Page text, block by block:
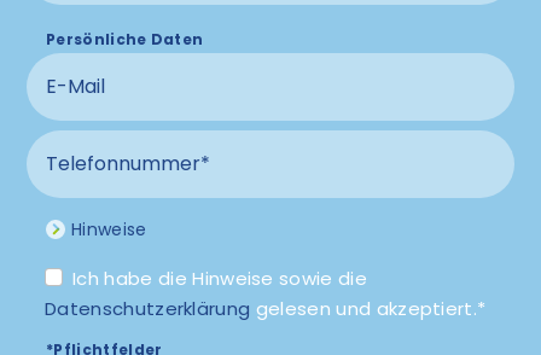
Persönliche Daten
E-Mail
Telefonnummer
Hinweise
Ich habe die Hinweise sowie die
Datenschutzerklärung gelesen und akzeptiert.*
*Pflichtfelder